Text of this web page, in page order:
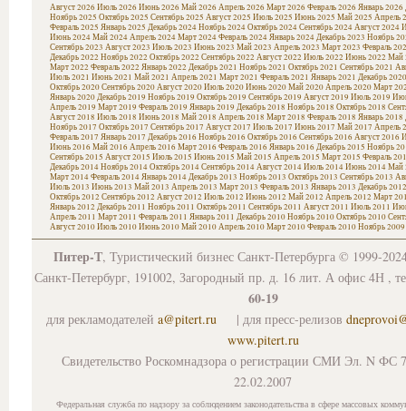
Август 2026 Июль 2026 Июнь 2026 Май 2026 Апрель 2026 Март 2026 Февраль 2026 Январь 2026
Ноябрь 2025 Октябрь 2025 Сентябрь 2025 Август 2025 Июль 2025 Июнь 2025 Май 2025 Апрель
Февраль 2025 Январь 2025 Декабрь 2024Ноябрь 2024Октябрь 2024Сентябрь 2024Август 2024
Июнь 2024Май 2024Апрель 2024Март 2024Февраль 2024Январь 2024Декабрь 2023 Ноябрь
Сентябрь 2023 Август 2023 Июль 2023 Июнь 2023 Май 2023 Апрель 2023 Март 2023 Февраль
Декабрь 2022 Ноябрь 2022 Октябрь 2022 Сентябрь 2022 Август 2022 Июль 2022 Июнь 2022 Май
Март 2022 Февраль 2022 Январь 2022 Декабрь 2021 Ноябрь 2021 Октябрь 2021 Сентябрь 2021
Июль 2021 Июнь 2021 Май 2021 Апрель 2021 Март 2021 Февраль 2021 Январь 2021 Декабрь 2020
Октябрь 2020Сентябрь 2020Август 2020Июль 2020Июнь 2020Май 2020Апрель 2020Март
Январь 2020Декабрь 2019 Ноябрь 2019 Октябрь 2019 Сентябрь 2019 Август 2019 Июль 2019
Апрель 2019 Март 2019 Февраль 2019 Январь 2019 Декабрь 2018 Ноябрь 2018 Октябрь 2018
Август 2018 Июль 2018 Июнь 2018 Май 2018 Апрель 2018 Март 2018 Февраль 2018 Январь 2018
Ноябрь 2017 Октябрь 2017 Сентябрь 2017 Август 2017 Июль 2017 Июнь 2017 Май 2017 Апрель
Февраль 2017 Январь 2017 Декабрь 2016 Ноябрь 2016 Октябрь 2016 Сентябрь 2016 Август 2016
Июнь 2016 Май 2016 Апрель 2016 Март 2016 Февраль 2016 Январь 2016 Декабрь 2015 Ноябрь
Сентябрь 2015 Август 2015 Июль 2015 Июнь 2015 Май 2015 Апрель 2015 Март 2015 Февраль
Декабрь 2014Ноябрь 2014Октябрь 2014Сентябрь 2014Август 2014Июль 2014Июнь 2014Май
Март 2014Февраль 2014Январь 2014Декабрь 2013 Ноябрь 2013 Октябрь 2013 Сентябрь 2013
Июль 2013 Июнь 2013 Май 2013 Апрель 2013 Март 2013 Февраль 2013 Январь 2013 Декабрь 2012
Октябрь 2012 Сентябрь 2012 Август 2012 Июль 2012 Июнь 2012 Май 2012 Апрель 2012 Март
Январь 2012 Декабрь 2011 Ноябрь 2011 Октябрь 2011 Сентябрь 2011 Август 2011 Июль 2011
Апрель 2011 Март 2011 Февраль 2011 Январь 2011 Декабрь 2010Ноябрь 2010Октябрь 2010
Август 2010Июль 2010Июнь 2010Май 2010Апрель 2010Март 2010Февраль 2010Ноябрь 2009
Питер-Т, Туристический бизнес Санкт-Петербурга © 1999-
Санкт-Петербург, 191002, Загородный пр. д. 16 лит. А офис 4Н ,
60-19
для рекламодателей a@pitert.ru | для пресс-релизов
www.pitert.ru
Свидетельство Роскомнадзора о регистрации СМИ Эл. N ФС
22.02.2007
Федеральная служба по надзору за соблюдением законодательства в сфере массовых